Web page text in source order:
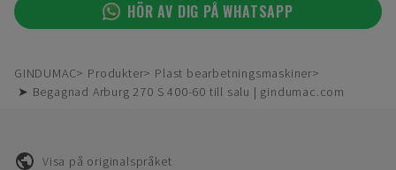
HÖR AV DIG PÅ WHATSAPP
GINDUMAC Produkter
Plast bearbetningsmaskiner
➤ Begagnad Arburg 270 S 400-60 till salu | gindumac.com
Visa på originalspråket